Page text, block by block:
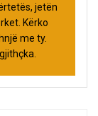
jetën
Kërko
me ty.